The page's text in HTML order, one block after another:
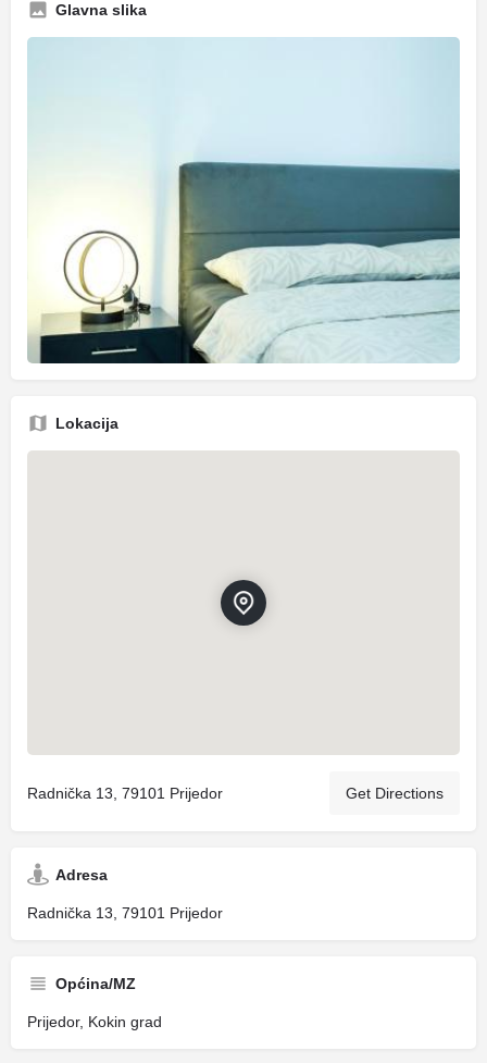
Glavna slika
Lokacija
Radnička 13, 79101 Prijedor Get Directions
Adresa
Radnička 13, 79101 Prijedor
Općina/MZ
Prijedor, Kokin grad